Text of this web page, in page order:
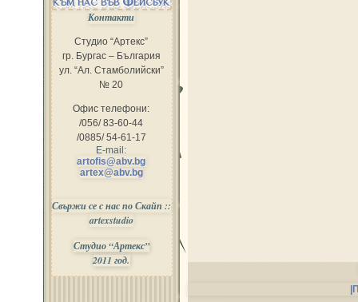
Контакти
Студио “Артекс”
гр. Бургас – България
ул. “Ал. Стамболийски”
№ 20
Офис телефони:
/056/ 83-60-44
/0885/ 54-61-17
E-mail:
artofis@abv.bg
artex@abv.bg
Свържи се с нас по Скайп ::
artexstudio
Студио “Артекс”
2011 год.